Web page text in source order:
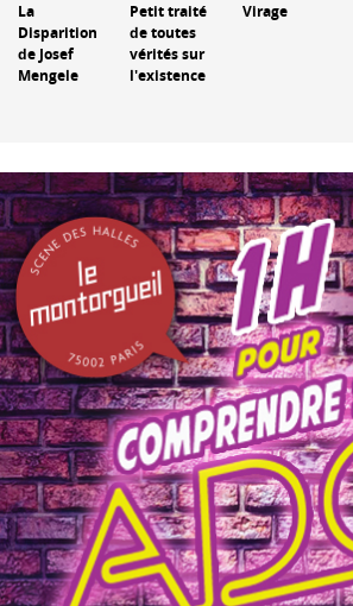
La
Disparition
de Josef
Mengele
Petit traité
de toutes
vérités sur
l'existence
Virage